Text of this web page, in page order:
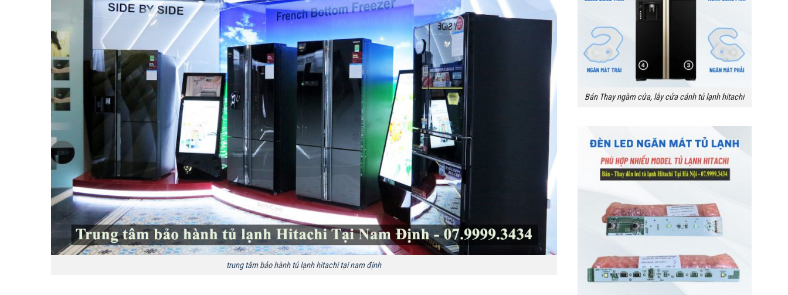
trung tâm bảo hành tủ lạnh hitachi tại nam định
Bán Thay ngàm cửa, lẫy cửa cánh tủ lạnh hitachi